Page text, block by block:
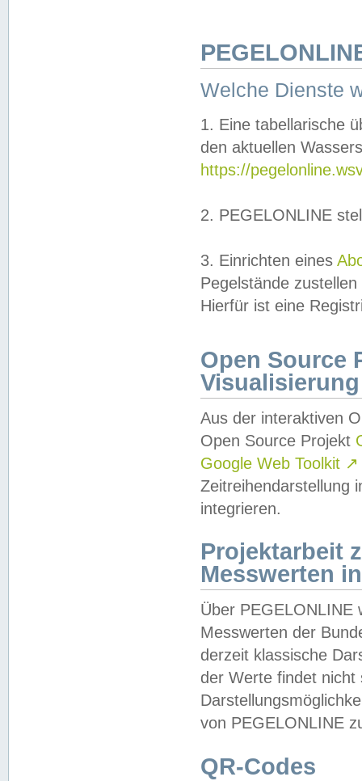
Welche Dienste
1. Eine tabellarische
den aktuellen
https://
2. PEGELONLINE
3. Einrichten eines
Pegelstände
Hierfür ist eine
Open Source
Visualisierung
Aus der interaktiven
Open Source Projekt
Google Web Toolkit ↗
Zeitreihendarstellung
integrieren.
Projektarbeit
Messwerten
Über PEGELONLINE
Messwerten der
derzeit klassische
der Werte findet
von PEGELONLINE
QR-Codes